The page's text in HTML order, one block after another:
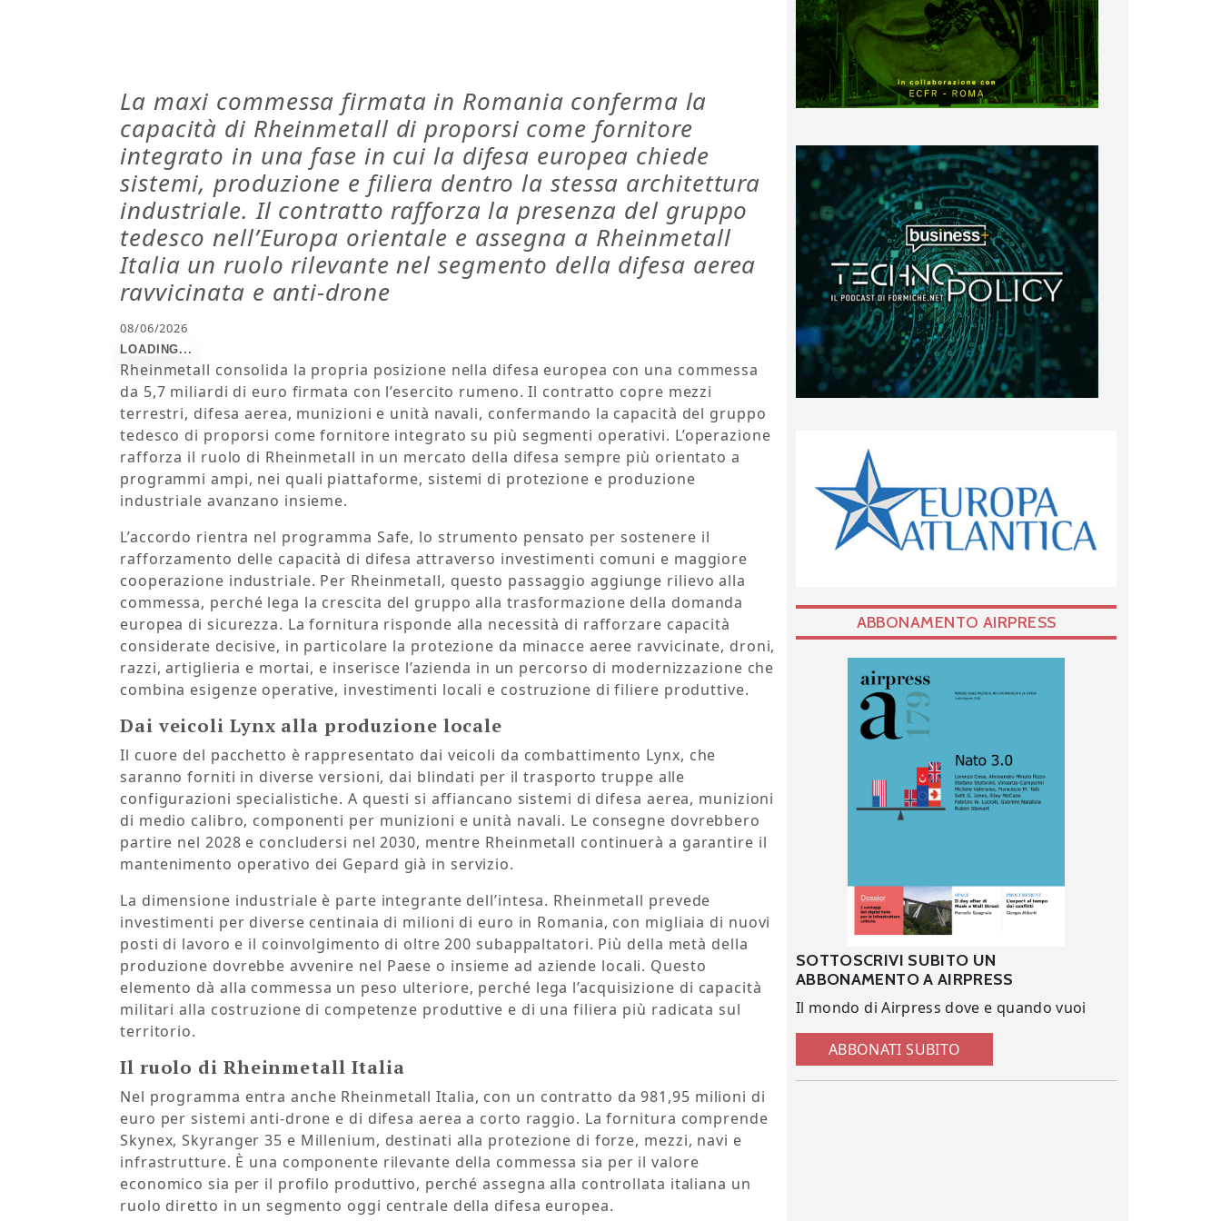
La maxi commessa firmata in Romania conferma la
capacità di Rheinmetall di proporsi come fornitore
integrato in una fase in cui la difesa europea chiede
sistemi, produzione e filiera dentro la stessa architettura
industriale. Il contratto rafforza la presenza del gruppo
tedesco nell’Europa orientale e assegna a Rheinmetall
Italia un ruolo rilevante nel segmento della difesa aerea
ravvicinata e anti-drone
08/06/2026
Rheinmetall consolida la propria posizione nella difesa europea con una commessa
da 5,7 miliardi di euro firmata con l’esercito rumeno. Il contratto copre mezzi
terrestri, difesa aerea, munizioni e unità navali, confermando la capacità del gruppo
tedesco di proporsi come fornitore integrato su più segmenti operativi. L’operazione
rafforza il ruolo di Rheinmetall in un mercato della difesa sempre più orientato a
programmi ampi, nei quali piattaforme, sistemi di protezione e produzione
industriale avanzano insieme.
L’accordo rientra nel programma Safe, lo strumento pensato per sostenere il
rafforzamento delle capacità di difesa attraverso investimenti comuni e maggiore
cooperazione industriale. Per Rheinmetall, questo passaggio aggiunge rilievo alla
commessa, perché lega la crescita del gruppo alla trasformazione della domanda
europea di sicurezza. La fornitura risponde alla necessità di rafforzare capacità
considerate decisive, in particolare la protezione da minacce aeree ravvicinate, droni,
razzi, artiglieria e mortai, e inserisce l’azienda in un percorso di modernizzazione che
combina esigenze operative, investimenti locali e costruzione di filiere produttive.
Dai veicoli Lynx alla produzione locale
Il cuore del pacchetto è rappresentato dai veicoli da combattimento Lynx, che
saranno forniti in diverse versioni, dai blindati per il trasporto truppe alle
configurazioni specialistiche. A questi si affiancano sistemi di difesa aerea, munizioni
di medio calibro, componenti per munizioni e unità navali. Le consegne dovrebbero
partire nel 2028 e concludersi nel 2030, mentre Rheinmetall continuerà a garantire il
mantenimento operativo dei Gepard già in servizio.
La dimensione industriale è parte integrante dell’intesa. Rheinmetall prevede
investimenti per diverse centinaia di milioni di euro in Romania, con migliaia di nuovi
posti di lavoro e il coinvolgimento di oltre 200 subappaltatori. Più della metà della
produzione dovrebbe avvenire nel Paese o insieme ad aziende locali. Questo
elemento dà alla commessa un peso ulteriore, perché lega l’acquisizione di capacità
militari alla costruzione di competenze produttive e di una filiera più radicata sul
territorio.
Il ruolo di Rheinmetall Italia
Nel programma entra anche Rheinmetall Italia, con un contratto da 981,95 milioni di
euro per sistemi anti-drone e di difesa aerea a corto raggio. La fornitura comprende
Skynex, Skyranger 35 e Millenium, destinati alla protezione di forze, mezzi, navi e
infrastrutture. È una componente rilevante della commessa sia per il valore
economico sia per il profilo produttivo, perché assegna alla controllata italiana un
ruolo diretto in un segmento oggi centrale della difesa europea.
ABBONAMENTO AIRPRESS
SOTTOSCRIVI SUBITO UN
ABBONAMENTO A AIRPRESS
Il mondo di Airpress dove e quando vuoi
ABBONATI SUBITO